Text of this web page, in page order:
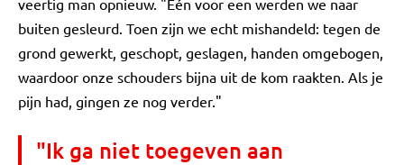
veertig man opnieuw. "Eén voor een werden we naar
buiten gesleurd. Toen zijn we echt mishandeld: tegen de
grond gewerkt, geschopt, geslagen, handen omgebogen,
waardoor onze schouders bijna uit de kom raakten. Als je
pijn had, gingen ze nog verder."
"Ik ga niet toegeven aan